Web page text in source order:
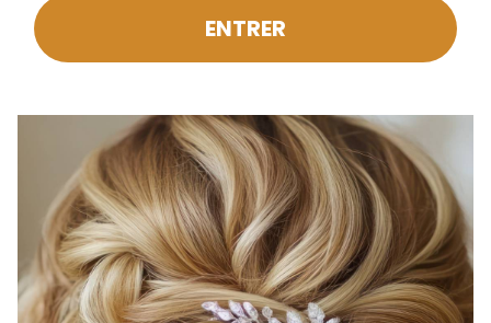
ENTRER
Précédent